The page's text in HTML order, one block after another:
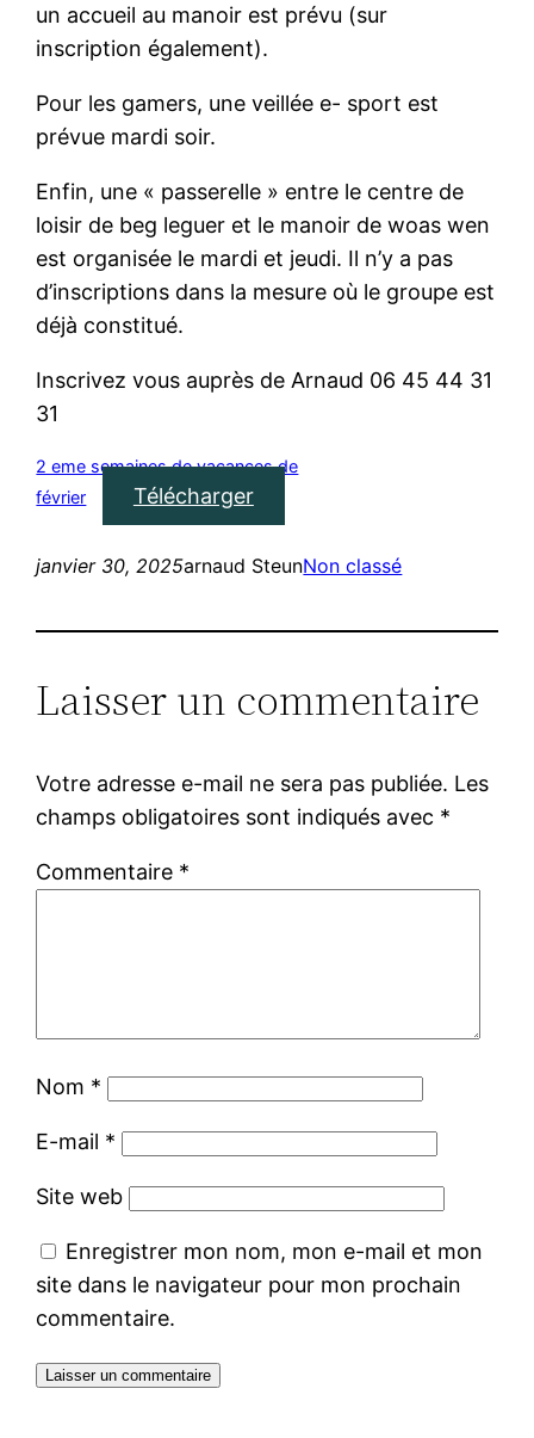
un accueil au manoir est prévu (sur
inscription également).
Pour les gamers, une veillée e- sport est
prévue mardi soir.
Enfin, une « passerelle » entre le centre de
loisir de beg leguer et le manoir de woas wen
est organisée le mardi et jeudi. Il n’y a pas
d’inscriptions dans la mesure où le groupe est
déjà constitué.
Inscrivez vous auprès de Arnaud 06 45 44 31
31
2 eme semaines de vacances de
février
Télécharger
janvier 30, 2025arnaud SteunNon classé
Laisser un commentaire
Votre adresse e-mail ne sera pas publiée. Les
champs obligatoires sont indiqués avec *
Commentaire *
Nom *
E-mail *
Site web
Enregistrer mon nom, mon e-mail et mon
site dans le navigateur pour mon prochain
commentaire.